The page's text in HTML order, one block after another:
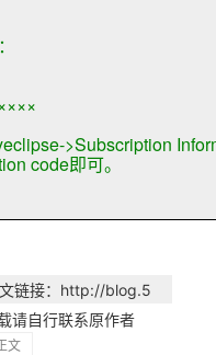
>Subscription
code即可。
链接：http://blog.5
请自行联系原作者
文